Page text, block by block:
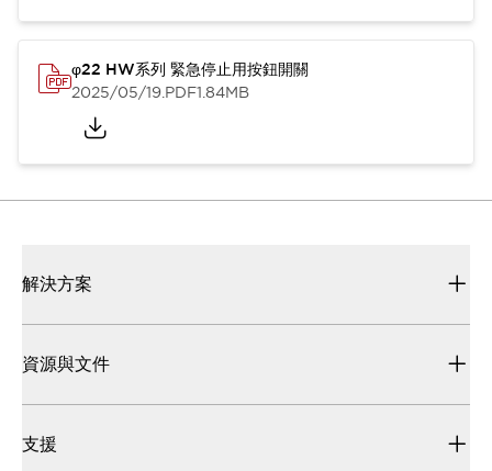
φ22 HW系列 緊急停止用按鈕開關
2025/05/19.PDF1.84MB
解決方案
資源與文件
支援